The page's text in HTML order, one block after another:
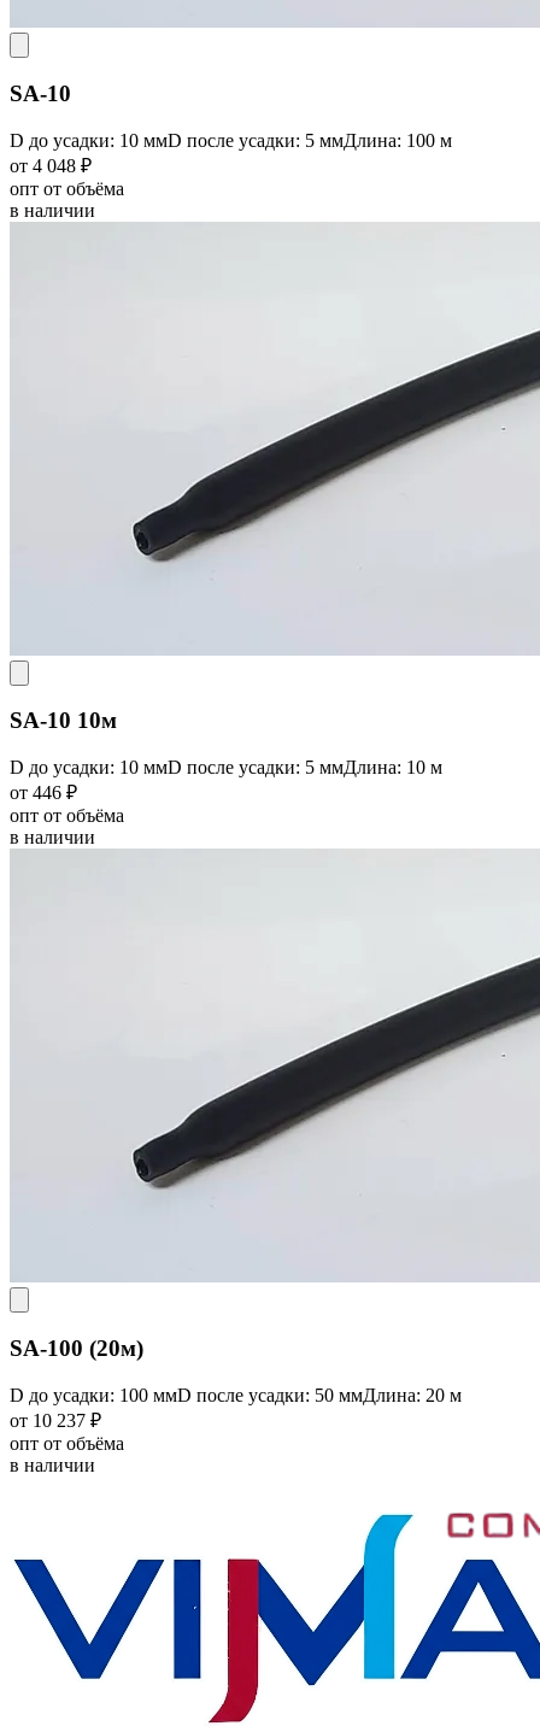
SA-10
D до усадки: 10 ммD после усадки: 5 ммДлина: 100 м
от 4 048 ₽
опт от объёма
в наличии
SA-10 10м
D до усадки: 10 ммD после усадки: 5 ммДлина: 10 м
от 446 ₽
опт от объёма
в наличии
SA-100 (20м)
D до усадки: 100 ммD после усадки: 50 ммДлина: 20 м
от 10 237 ₽
опт от объёма
в наличии